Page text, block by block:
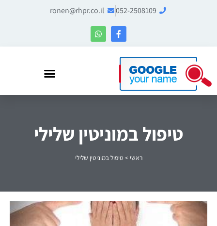
052-2508109
ronen@rhpr.co.il
טיפול במוניטין שלילי
ראשי > טיפול במוניטין שלילי